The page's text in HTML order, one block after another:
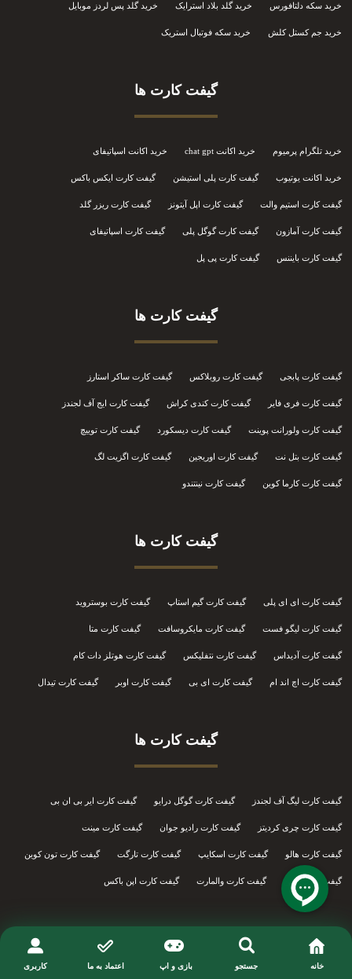
خرید سکه دلتافورس خرید گلد بلاد استرایک خرید گلد پس لردز موبایل
خرید جم کستل کلش خرید سکه فوتبال استریک
گیفت کارت ها
خرید تلگرام پرمیوم خرید اکانت chat gpt خرید اکانت اسپاتیفای
خرید اکانت یوتیوب گیفت کارت پلی استیشن گیفت کارت ایکس باکس
گیفت کارت استیم والت گیفت کارت اپل آیتونز گیفت کارت ریزر گلد
گیفت کارت آمازون گیفت کارت گوگل پلی گیفت کارت اسپاتیفای
گیفت کارت بایننس گیفت کارت پی پل
گیفت کارت ها
گیفت کارت پابجی گیفت کارت روبلاکس گیفت کارت ساکر استارز
گیفت کارت فری فایر گیفت کارت کندی کراش گیفت کارت ایج آف لجندز
گیفت کارت ولورانت پوینت گیفت کارت دیسکورد گیفت کارت توییچ
گیفت کارت بتل نت گیفت کارت اوریجین گیفت کارت اگزیت لگ
گیفت کارت کارما کوین گیفت کارت نینتندو
گیفت کارت ها
گیفت کارت ای ای پلی گیفت کارت گیم استاپ گیفت کارت بوستروید
گیفت کارت لیگو فست گیفت کارت مایکروسافت گیفت کارت متا
گیفت کارت آدیداس گیفت کارت نتفلیکس گیفت کارت هوتلز دات کام
گیفت کارت اچ اند ام گیفت کارت ای بی گیفت کارت اوبر گیفت کارت تیدال
گیفت کارت ها
گیفت کارت لیگ آف لجندز گیفت کارت گوگل درایو گیفت کارت ایر بی ان بی
گیفت کارت چری کردیتز گیفت کارت رادیو جوان گیفت کارت مینت
گیفت کارت هالو گیفت کارت اسکایپ گیفت کارت تارگت گیفت کارت تون کوین
گیفت کارت شین گیفت کارت والمارت گیفت کارت اپن باکس
خانه جستجو بازی و اپ اعتماد به ما کاربری